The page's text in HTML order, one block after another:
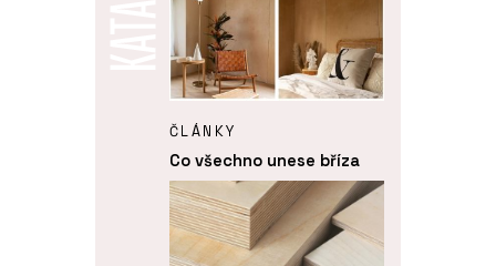
ČLÁNKY
Co všechno unese bříza